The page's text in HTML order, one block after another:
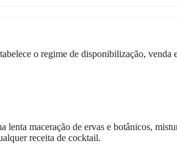
o regime de disponibilização,
lenta maceração de ervas e botânicos,
receita de cocktail.